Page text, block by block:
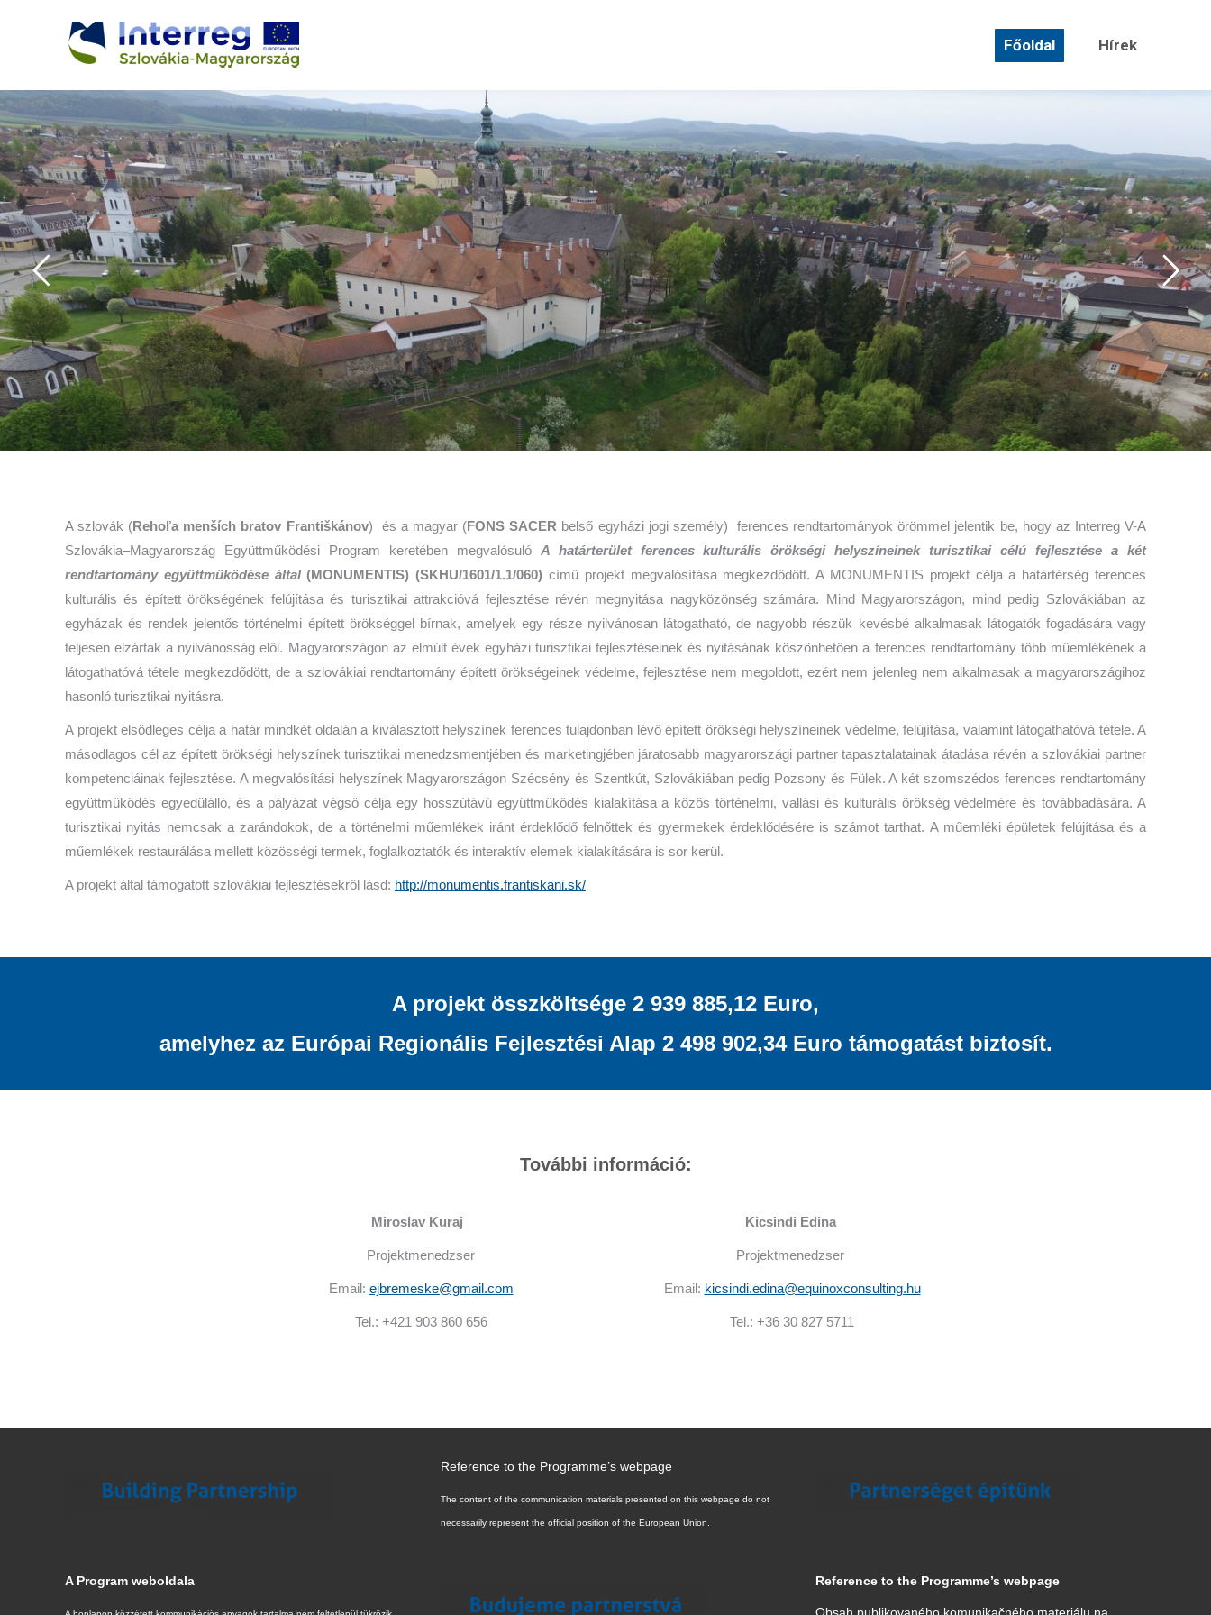
Főoldal Hírek
A szlovák (Rehoľa menších bratov Františkánov) és a magyar (FONS SACER belső egyházi jogi személy) ferences rendtartományok örömmel jelentik be, hogy az Interreg V-A
Szlovákia–Magyarország Együttműködési Program keretében megvalósuló A határterület ferences kulturális örökségi helyszíneinek turisztikai célú fejlesztése a két
rendtartomány együttműködése által(MONUMENTIS) (SKHU/1601/1.1/060)című projekt megvalósítása megkezdődött. A MONUMENTIS projekt célja a határtérség ferences
kulturális és épített örökségének felújítása és turisztikai attrakcióvá fejlesztése révén megnyitása nagyközönség számára. Mind Magyarországon, mind pedig Szlovákiában az
egyházak és rendek jelentős történelmi épített örökséggel bírnak, amelyek egy része nyilvánosan látogatható, de nagyobb részük kevésbé alkalmasak látogatók fogadására vagy
teljesen elzártak a nyilvánosság elől. Magyarországon az elmúlt évek egyházi turisztikai fejlesztéseinek és nyitásának köszönhetően a ferences rendtartomány több műemlékének a
látogathatóvá tétele megkezdődött, de a szlovákiai rendtartomány épített örökségeinek védelme, fejlesztése nem megoldott, ezért nem jelenleg nem alkalmasak a magyarországihoz
hasonló turisztikai nyitásra.
A projekt elsődleges célja a határ mindkét oldalán a kiválasztott helyszínek ferences tulajdonban lévő épített örökségi helyszíneinek védelme, felújítása, valamint látogathatóvá tétele. A
másodlagos cél az épített örökségi helyszínek turisztikai menedzsmentjében és marketingjében járatosabb magyarországi partner tapasztalatainak átadása révén a szlovákiai partner
kompetenciáinak fejlesztése. A megvalósítási helyszínek Magyarországon Szécsény és Szentkút, Szlovákiában pedig Pozsony és Fülek. A két szomszédos ferences rendtartomány
együttműködés egyedülálló, és a pályázat végső célja egy hosszútávú együttműködés kialakítása a közös történelmi, vallási és kulturális örökség védelmére és továbbadására. A
turisztikai nyitás nemcsak a zarándokok, de a történelmi műemlékek iránt érdeklődő felnőttek és gyermekek érdeklődésére is számot tarthat. A műemléki épületek felújítása és a
műemlékek restaurálása mellett közösségi termek, foglalkoztatók és interaktív elemek kialakítására is sor kerül.
A projekt által támogatott szlovákiai fejlesztésekről lásd: http://monumentis.frantiskani.sk/
A projekt összköltsége 2 939 885,12 Euro,
amelyhez az Európai Regionális Fejlesztési Alap 2 498 902,34 Euro támogatást biztosít.
További információ:
Miroslav Kuraj
Projektmenedzser
Email: ejbremeske@gmail.com
Tel.: +421 903 860 656
Kicsindi Edina
Projektmenedzser
Email: kicsindi.edina@equinoxconsulting.hu
Tel.: +36 30 827 5711
Reference to the Programme’s webpage
The content of the communication materials presented on this webpage do not
necessarily represent the official position of the European Union.
A Program weboldala Reference to the Programme’s webpage
Főoldal